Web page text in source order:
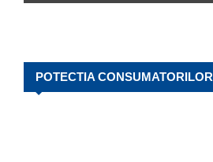
POTECTIA CONSUMATORILOR